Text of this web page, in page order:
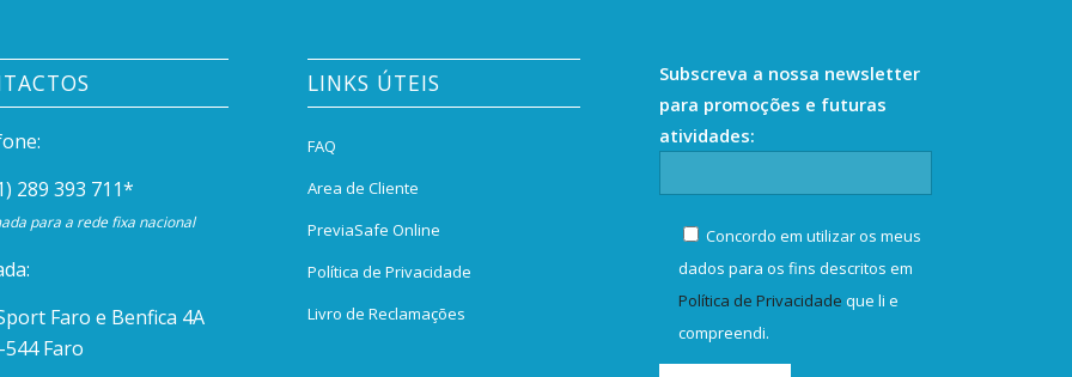
289 393 711*
para a rede fixa nacional
Faro e Benfica 4A
544 Faro
LINKS ÚTEIS
FAQ
Area de Cliente
PreviaSafe Online
Política de Privacidade
Livro de Reclamações
Subscreva a nossa newsletter
para promoções e futuras
atividades:
Concordo em utilizar os meus
dados para os fins descritos em
Política de Privacidade que li e
compreendi.